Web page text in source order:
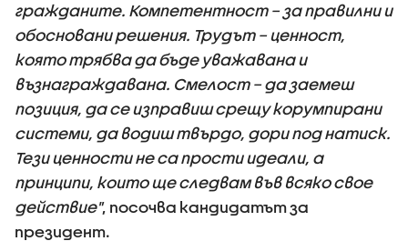
гражданите. Компетентност – за правилни и
обосновани решения. Трудът – ценност,
която трябва да бъде уважавана и
възнаграждавана. Смелост – да заемеш
позиция, да се изправиш срещу корумпирани
системи, да водиш твърдо, дори под натиск.
Тези ценности не са прости идеали, а
принципи, които ще следвам във всяко свое
действие", посочва кандидатът за
президент.